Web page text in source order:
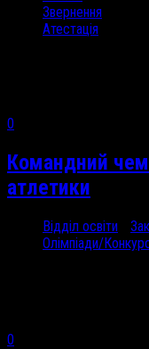
Звернення
Атестація
0
Командний
атлетики
Відділ освіти
Олімпіади/
0